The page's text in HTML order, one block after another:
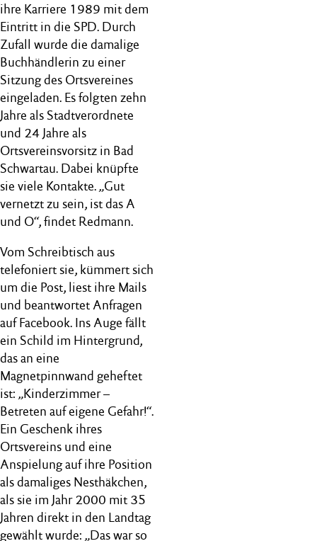
ihre Karriere 1989 mit dem
Eintritt in die SPD. Durch
Zufall wurde die damalige
Buchhändlerin zu einer
Sitzung des Ortsvereines
eingeladen. Es folgten zehn
Jahre als Stadtverordnete
und 24 Jahre als
Ortsvereinsvorsitz in Bad
Schwartau. Dabei knüpfte
sie viele Kontakte. „Gut
vernetzt zu sein, ist das A
und O“, findet Redmann.
Vom Schreibtisch aus
telefoniert sie, kümmert sich
um die Post, liest ihre Mails
und beantwortet Anfragen
auf Facebook. Ins Auge fällt
ein Schild im Hintergrund,
das an eine
Magnetpinnwand geheftet
ist: „Kinderzimmer –
Betreten auf eigene Gefahr!“.
Ein Geschenk ihres
Ortsvereins und eine
Anspielung auf ihre Position
als damaliges Nesthäkchen,
als sie im Jahr 2000 mit 35
Jahren direkt in den Landtag
gewählt wurde: „Das war so